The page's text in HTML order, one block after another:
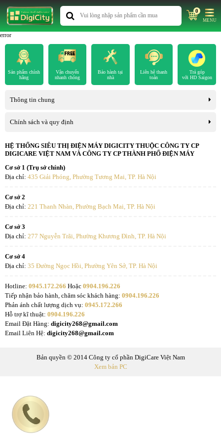
0
MENU
error
Sản phẩm chính
hãng
Vận chuyển
nhanh chóng
Bảo hành tại
nhà
Liên hệ thanh
toán
Trả góp
với HD Saigon
Thông tin chung
Chính sách và quy định
HỆ THỐNG SIÊU THỊ ĐIỆN MÁY DIGICITY THUỘC CÔNG TY CP
DIGICARE VIỆT NAM VÀ CÔNG TY CP THÀNH PHỐ ĐIỆN MÁY
Cơ sở 1 (Trụ sở chính)
Địa chỉ: 435 Giải Phóng, Phường Tương Mai, TP. Hà Nội
Cơ sở 2
Địa chỉ: 221 Thanh Nhàn, Phường Bạch Mai, TP. Hà Nội
Cơ sở 3
Địa chỉ: 277 Nguyễn Trãi, Phường Khương Đình, TP. Hà Nội
Cơ sở 4
Địa chỉ: 35 Đường Ngọc Hồi, Phường Yên Sở, TP. Hà Nội
Hotline: 0945.172.266 Hoặc 0904.196.226
Tiếp nhận bảo hành, chăm sóc khách hàng: 0904.196.226
Phản ánh chất lượng dịch vụ: 0945.172.266
Hỗ trợ kĩ thuật: 0904.196.226
Email Đặt Hàng: digicity268@gmail.com
Email Liên Hệ: digicity268@gmail.com
Bản quyền © 2014 Công ty cổ phần DigiCare Việt Nam
Xem bản PC